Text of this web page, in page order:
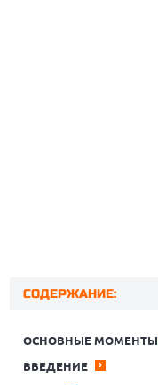
СОДЕРЖАНИЕ:
ОСНОВНЫЕ МОМЕНТЫ
ВВЕДЕНИЕ